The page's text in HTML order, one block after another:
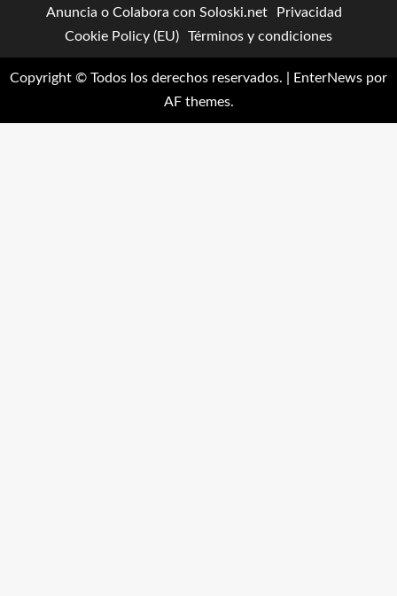
Anuncia o Colabora con Soloski.net
Privacidad
Cookie Policy (EU)
Términos y condiciones
Copyright © Todos los derechos reservados. EnterNews por
AF themes.